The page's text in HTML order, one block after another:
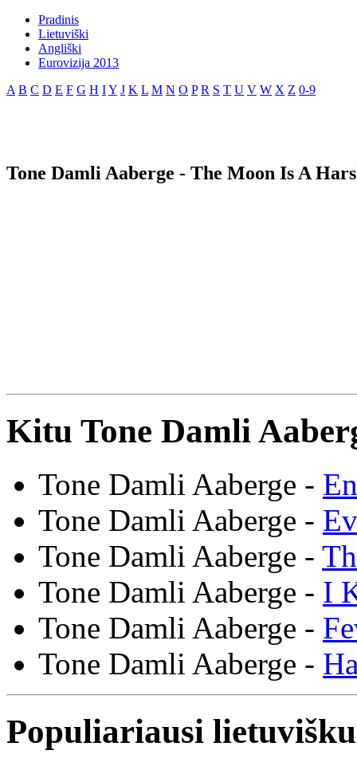
Pradinis
Lietuviški
Angliški
Eurovizija 2013
A B C D E F G H IY J K L M N O P R S T U V W X Z 0-9
Tone Damli Aaberge - The Moon Is A
Kitu Tone Damli
Tone Damli Aaberge -
Tone Damli Aaberge -
Tone Damli Aaberge -
Tone Damli Aaberge - I
Tone Damli Aaberge -
Tone Damli Aaberge -
Populiariausi